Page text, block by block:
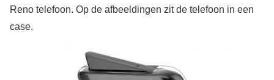
Reno telefoon. Op de afbeeldingen zit de telefoon in een
case.